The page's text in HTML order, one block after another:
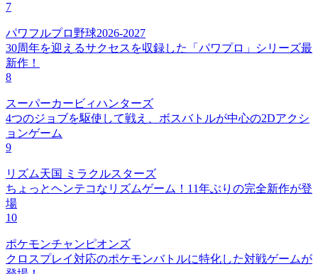
7
パワフルプロ野球2026-2027
30周年を迎えるサクセスを収録した「パワプロ」シリーズ最
新作！
8
スーパーカービィハンターズ
4つのジョブを駆使して戦え、ボスバトルが中心の2Dアクシ
ョンゲーム
9
リズム天国 ミラクルスターズ
ちょっとヘンテコなリズムゲーム！11年ぶりの完全新作が登
場
10
ポケモンチャンピオンズ
クロスプレイ対応のポケモンバトルに特化した対戦ゲームが